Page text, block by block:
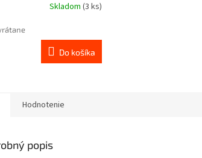
Skladom(3 ks)
Do košíka
Hodnotenie
popis